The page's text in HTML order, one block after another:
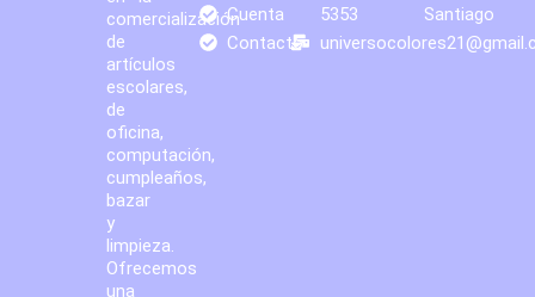
comercialización
de
artículos
escolares,
de
oficina,
computación,
cumpleaños,
bazar
y
limpieza.
Ofrecemos
una
Cuenta
Contacto
5353
Santiago